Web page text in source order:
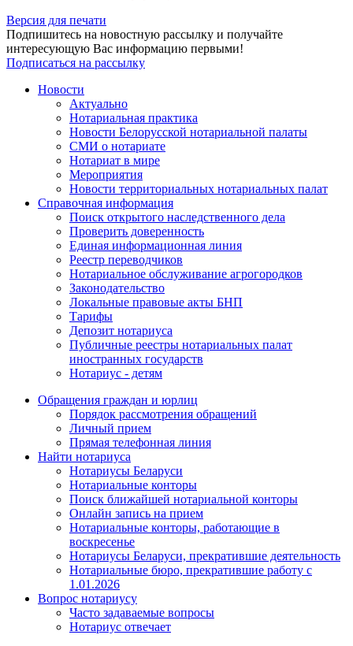
Версия для печати
Подпишитесь на новостную рассылку и получайте
интересующую Вас информацию первыми!
Подписаться на рассылку
Новости
Актуально
Нотариальная практика
Новости Белорусской нотариальной палаты
СМИ о нотариате
Нотариат в мире
Мероприятия
Новости территориальных нотариальных палат
Справочная информация
Поиск открытого наследственного дела
Проверить доверенность
Единая информационная линия
Реестр переводчиков
Нотариальное обслуживание агрогородков
Законодательство
Локальные правовые акты БНП
Тарифы
Депозит нотариуса
Публичные реестры нотариальных палат
иностранных государств
Нотариус - детям
Обращения граждан и юрлиц
Порядок рассмотрения обращений
Личный прием
Прямая телефонная линия
Найти нотариуса
Нотариусы Беларуси
Нотариальные конторы
Поиск ближайшей нотариальной конторы
Онлайн запись на прием
Нотариальные конторы, работающие в
воскресенье
Нотариусы Беларуси, прекратившие деятельность
Нотариальные бюро, прекратившие работу с
1.01.2026
Вопрос нотариусу
Часто задаваемые вопросы
Нотариус отвечает